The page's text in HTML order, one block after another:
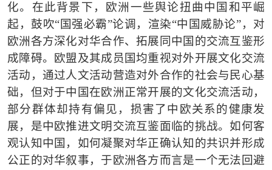
化。在此背景下，欧洲一些舆论扭曲中国和平崛
起，鼓吹“国强必霸”论调，渲染“中国威胁论”，对
欧洲各方深化对华合作、拓展同中国的交流互鉴形
成障碍。欧盟及其成员国均重视对外开展文化交流
活动，通过人文活动营造对外合作的社会与民心基
础，但对于中国在欧洲正常开展的文化交流活动，
部分群体却持有偏见，损害了中欧关系的健康发
展，是中欧推进文明交流互鉴面临的挑战。如何客
观认知中国，如何凝聚对华正确认知的共识并形成
公正的对华叙事，于欧洲各方而言是一个无法回避